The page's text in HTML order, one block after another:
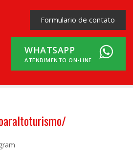
Formulario de contato
WHATSAPP
ATENDIMENTO ON-LINE